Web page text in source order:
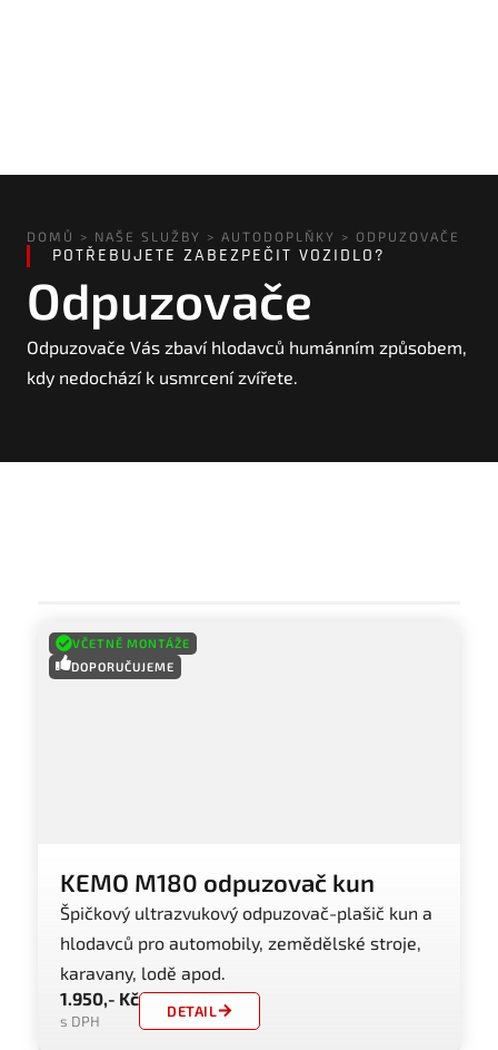
DOMŮ > NAŠE SLUŽBY > AUTODOPLŇKY > ODPUZOVAČE
POTŘEBUJETE ZABEZPEČIT VOZIDLO?
Odpuzovače
Odpuzovače Vás zbaví hlodavců humánním způsobem,
kdy nedochází k usmrcení zvířete.
VČETNĚ MONTÁŽE
DOPORUČUJEME
KEMO M180 odpuzovač kun
Špičkový ultrazvukový odpuzovač-plašič kun a
hlodavců pro automobily, zemědělské stroje,
karavany, lodě apod.
1.950,- Kč
s DPH
DETAIL